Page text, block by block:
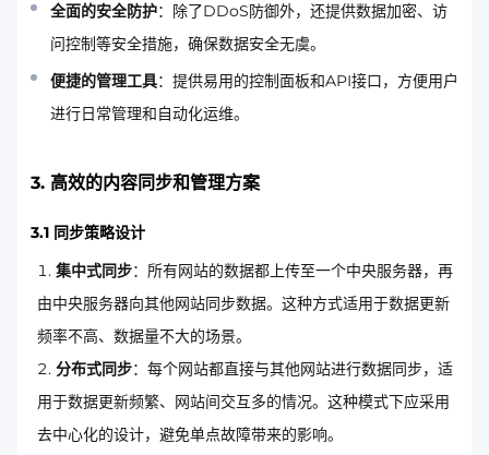
全面的安全防护：除了DDoS防御外，还提供数据加密、访
问控制等安全措施，确保数据安全无虞。
便捷的管理工具：提供易用的控制面板和API接口，方便用户
进行日常管理和自动化运维。
3. 高效的内容同步和管理方案
3.1 同步策略设计
集中式同步：所有网站的数据都上传至一个中央服务器，再
由中央服务器向其他网站同步数据。这种方式适用于数据更新
频率不高、数据量不大的场景。
分布式同步：每个网站都直接与其他网站进行数据同步，适
用于数据更新频繁、网站间交互多的情况。这种模式下应采用
去中心化的设计，避免单点故障带来的影响。